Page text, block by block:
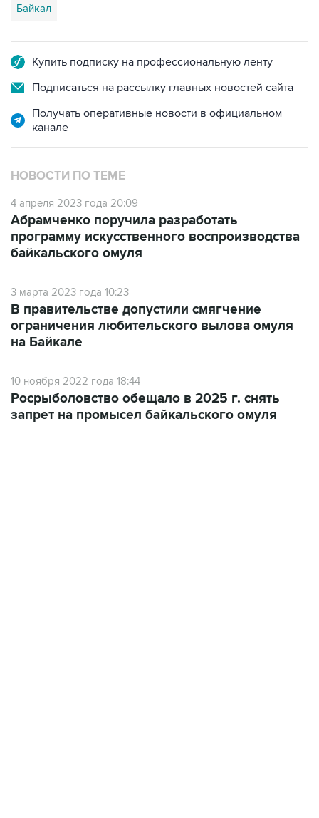
Байкал
Купить подписку на профессиональную ленту
Подписаться на рассылку главных новостей сайта
Получать оперативные новости в официальном
канале
НОВОСТИ ПО ТЕМЕ
4 апреля 2023 года 20:09
Абрамченко поручила разработать
программу искусственного воспроизводства
байкальского омуля
3 марта 2023 года 10:23
В правительстве допустили смягчение
ограничения любительского вылова омуля
на Байкале
10 ноября 2022 года 18:44
Росрыболовство обещало в 2025 г. снять
запрет на промысел байкальского омуля